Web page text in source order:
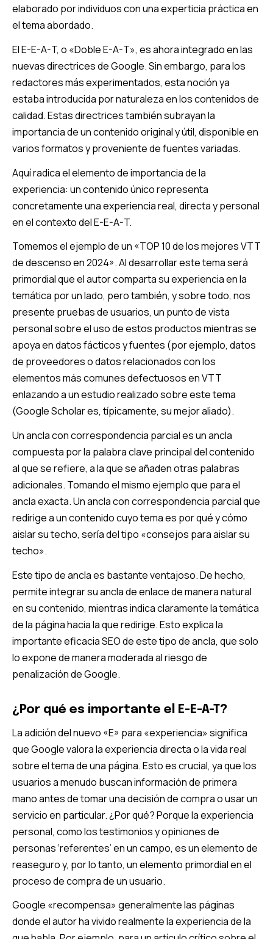
elaborado por individuos con una experticia práctica en
el tema abordado.
El E-E-A-T, o «Doble E-A-T», es ahora integrado en las
nuevas directrices de Google. Sin embargo, para los
redactores más experimentados, esta noción ya
estaba introducida por naturaleza en los contenidos de
calidad. Estas directrices también subrayan la
importancia de un contenido original y útil, disponible en
varios formatos y proveniente de fuentes variadas.
Aquí radica el elemento de importancia de la
experiencia: un contenido único representa
concretamente una experiencia real, directa y personal
en el contexto del E-E-A-T.
Tomemos el ejemplo de un «TOP 10 de los mejores VTT
de descenso en 2024». Al desarrollar este tema será
primordial que el autor comparta su experiencia en la
temática por un lado, pero también, y sobre todo, nos
presente pruebas de usuarios, un punto de vista
personal sobre el uso de estos productos mientras se
apoya en datos fácticos y fuentes (por ejemplo, datos
de proveedores o datos relacionados con los
elementos más comunes defectuosos en VTT
enlazando a un estudio realizado sobre este tema
(Google Scholar es, típicamente, su mejor aliado).
Un ancla con correspondencia parcial es un ancla
compuesta por la palabra clave principal del contenido
al que se refiere, a la que se añaden otras palabras
adicionales. Tomando el mismo ejemplo que para el
ancla exacta. Un ancla con correspondencia parcial que
redirige a un contenido cuyo tema es por qué y cómo
aislar su techo, sería del tipo «consejos para aislar su
techo».
Este tipo de ancla es bastante ventajoso. De hecho,
permite integrar su ancla de enlace de manera natural
en su contenido, mientras indica claramente la temática
de la página hacia la que redirige. Esto explica la
importante eficacia SEO de este tipo de ancla, que solo
lo expone de manera moderada al riesgo de
penalización de Google.
¿Por qué es importante el E-E-A-T?
La adición del nuevo «E» para «experiencia» significa
que Google valora la experiencia directa o la vida real
sobre el tema de una página. Esto es crucial, ya que los
usuarios a menudo buscan información de primera
mano antes de tomar una decisión de compra o usar un
servicio en particular. ¿Por qué? Porque la experiencia
personal, como los testimonios y opiniones de
personas ‘referentes’ en un campo, es un elemento de
reaseguro y, por lo tanto, un elemento primordial en el
proceso de compra de un usuario.
Google «recompensa» generalmente las páginas
donde el autor ha vivido realmente la experiencia de la